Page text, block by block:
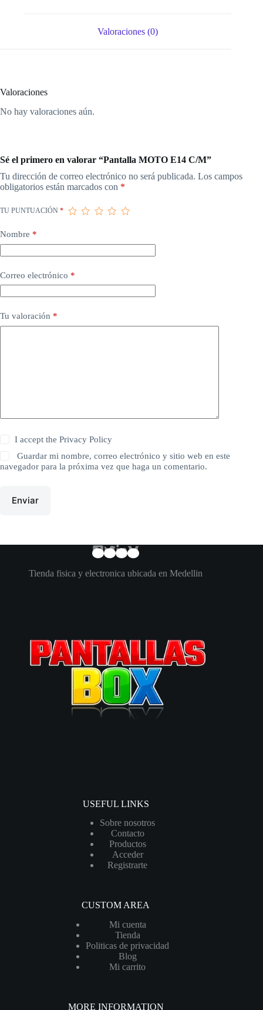
Valoraciones (0)
Valoraciones
No hay valoraciones aún.
Sé el primero en valorar “Pantalla MOTO E14 C/M”
Tu dirección de correo electrónico no será publicada. Los campos
obligatorios están marcados con *
TU PUNTUACIÓN *
Nombre *
Correo electrónico *
Tu valoración *
I accept thePrivacy Policy
Guardar mi nombre, correo electrónico y sitio web en este
navegador para la próxima vez que haga un comentario.
Enviar
Tienda fisica y electronica ubicada en Medellin
USEFUL LINKS
Sobre nosotros
Contacto
Productos
Acceder
Registrarte
CUSTOM AREA
Mi cuenta
Tienda
Politicas de privacidad
Blog
Mi carrito
MORE INFORMATION